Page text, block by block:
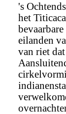
's
het
eilanden
van riet